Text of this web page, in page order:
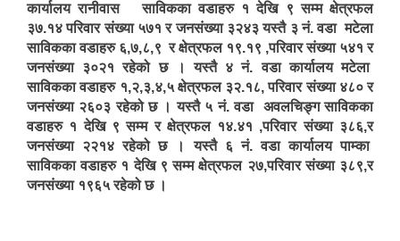
कार्यालय रानीवास साविकका वडाहरु १ देखि ९ सम्म क्षेत्रफल
३७.१४ परिवार संख्या ५७१ र जनसंख्या ३२४३ यस्तै ३ नं. वडा मटेला
साविकका वडाहरु ६,७,८,९ र क्षेत्रफल १९.१९ ,परिवार संख्या ५४१ र
जनसंख्या ३०२१ रहेको छ । यस्तै ४ नं. वडा कार्यालय मटेला
साविकका वडाहरु १,२,३,४,५ क्षेत्रफल ३२.१८, परिवार संख्या ४८० र
जनसंख्या २६०३ रहेको छ । यस्तै ५ नं. वडा अवलचिङ्ग साविकका
वडाहरु १ देखि ९ सम्म र क्षेत्रफल १४.४१ ,परिवार संख्या ३८६,र
जनसंख्या २२१४ रहेको छ । यस्तै ६ नं. वडा कार्यालय पाम्का
साविकका वडाहरु १ देखि ९ सम्म क्षेत्रफल २७,परिवार संख्या ३८९,र
जनसंख्या १९६५ रहेको छ ।